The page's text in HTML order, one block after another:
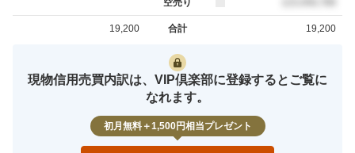
合計
19,200 19,200
現物信用売買内訳は、VIP倶楽部に登録するとご覧に
なれます。
初月無料＋1,500円相当プレゼント